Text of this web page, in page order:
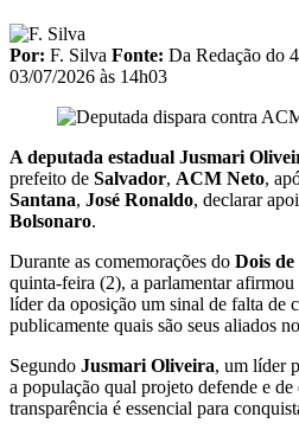
Por: F. Silva Fonte: Da Redação do
03/07/2026 às 14h03
A deputada estadual Jusmari
prefeito de Salvador, ACM Neto,
Santana, José Ronaldo, declarar
Bolsonaro.
Durante as comemorações do Dois
quinta-feira (2), a parlamentar
líder da oposição um sinal de falta de
publicamente quais são seus aliados
Segundo Jusmari Oliveira, um líder
a população qual projeto defende e de
transparência é essencial para